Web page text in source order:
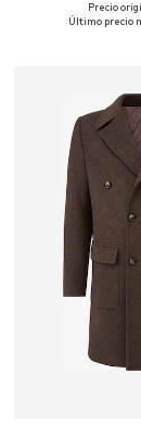
Tallas disponibles:
Precio
Último precio